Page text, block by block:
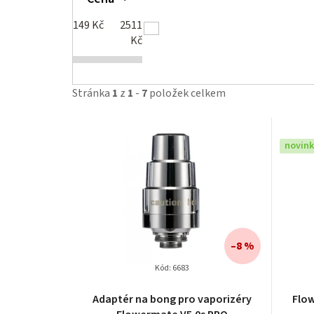
149 Kč
2511
Kč
Stránka 1 z 1 - 7položek celkem
Adaptér na bong pro vaporizéry
–8 %
Kód: 6683